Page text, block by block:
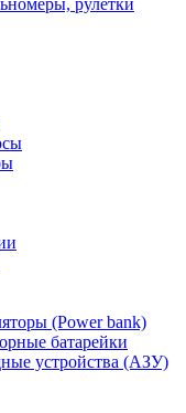
рулетки
(Power bank)
батарейки
устройства (АЗУ)